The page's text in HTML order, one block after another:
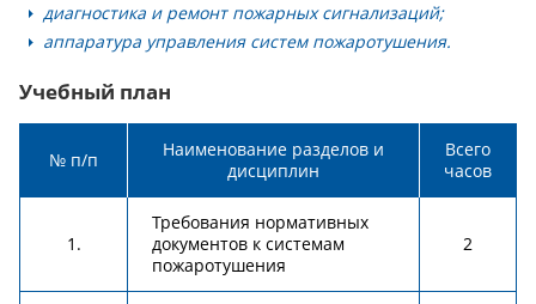
диагностика и ремонт пожарных сигнализаций;
аппаратура управления систем пожаротушения.
Учебный план
№ п/п
Наименование разделов и
дисциплин
Всего
часов
1.
Требования нормативных
документов к системам
пожаротушения
2